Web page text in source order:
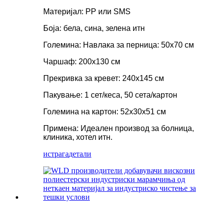
Материјал: PP или SMS
Боја: бела, сина, зелена итн
Големина: Навлака за перница: 50x70 см
Чаршаф: 200x130 см
Прекривка за кревет: 240x145 см
Пакување: 1 сет/кеса, 50 сета/картон
Големина на картон: 52x30x51 см
Примена: Идеален производ за болница,
клиника, хотел итн.
истрагадетали